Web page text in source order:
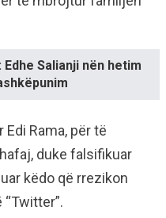
Edhe Salianji nën hetim
Rama, për të
duke falsifikuar
këdo që rrezikon